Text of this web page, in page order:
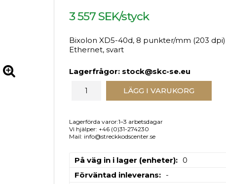
3 557 SEK/styck
Bixolon XD5-40d, 8 punkter/mm (203 dpi),
Ethernet, svart
Lagerfrågor: stock@skc-se.eu
LÄGG I VARUKORG
Lagerförda varor:1–3 arbetsdagar
Vi hjälper: +46 (0)31-274230
Mail: info@streckkodscenter.se
På väg in i lager (enheter)
0
Förväntad inleverans
-